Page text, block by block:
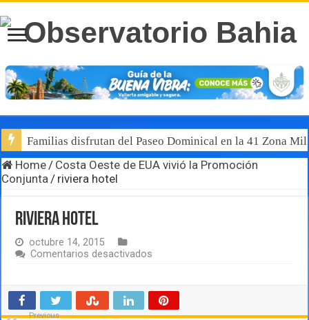
Familias disfrutan del Paseo Dominical en la 41 Zona
Home/ Costa Oeste de EUA vivió la Promoción
Conjunta/ riviera hotel
riviera hotel
octubre 14, 2015
Comentarios desactivados
Previous